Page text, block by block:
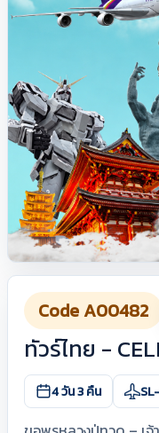
Code A00482
ทัวร์ไทย -
4 วัน 3 คืน